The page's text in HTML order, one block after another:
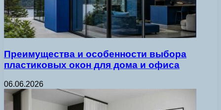
Преимущества и особенности выбора
пластиковых окон для дома и офиса
06.06.2026